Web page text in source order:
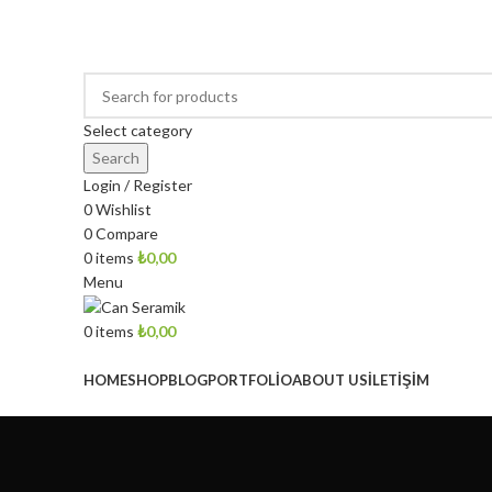
Select category
Search
Login / Register
0Wishlist
0Compare
0items ₺0,00
Menu
0items ₺0,00
HOMESHOPBLOGPORTFOLIOABOUT USİLETIŞIM